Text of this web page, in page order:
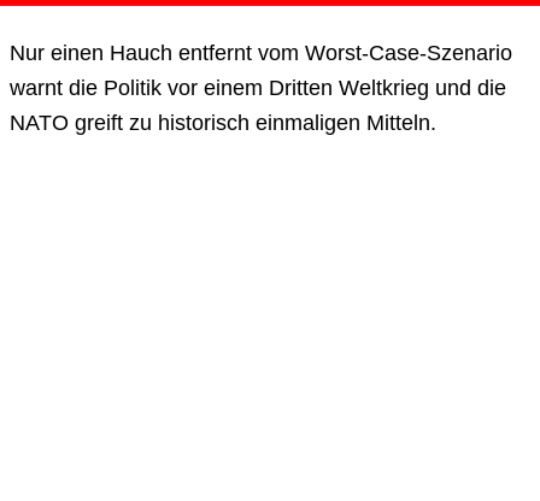
Nur einen Hauch entfernt vom Worst-Case-Szenario
warnt die Politik vor einem Dritten Weltkrieg und die
NATO greift zu historisch einmaligen Mitteln.